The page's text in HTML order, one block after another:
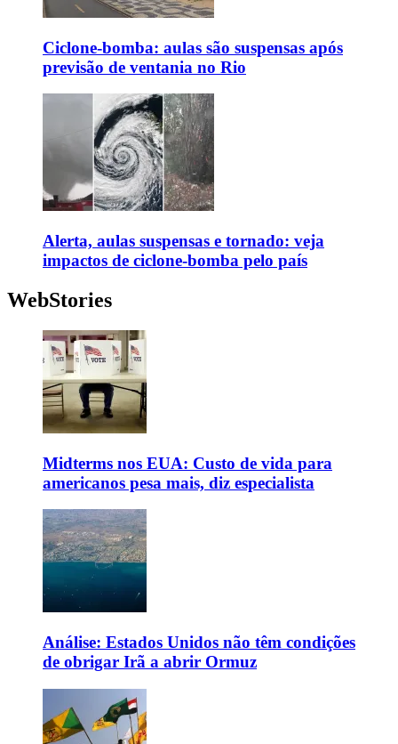
Ciclone-bomba: aulas são suspensas após
previsão de ventania no Rio
Alerta, aulas suspensas e tornado: veja
impactos de ciclone-bomba pelo país
WebStories
Midterms nos EUA: Custo de vida para
americanos pesa mais, diz especialista
Análise: Estados Unidos não têm condições
de obrigar Irã a abrir Ormuz